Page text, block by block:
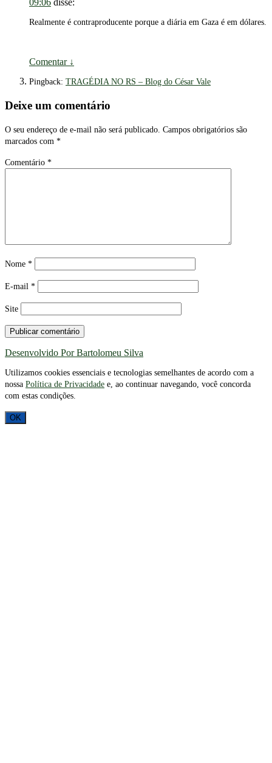
09:06 disse:
Realmente é contraproducente porque a diária em Gaza é em dólares.
Comentar ↓
Pingback: TRAGÉDIA NO RS – Blog do César Vale
Deixe um comentário
O seu endereço de e-mail não será publicado. Campos obrigatórios são
marcados com *
Comentário *
Nome *
E-mail *
Site
Desenvolvido Por Bartolomeu Silva
Utilizamos cookies essenciais e tecnologias semelhantes de acordo com a
nossa Política de Privacidade e, ao continuar navegando, você concorda
com estas condições.
OK